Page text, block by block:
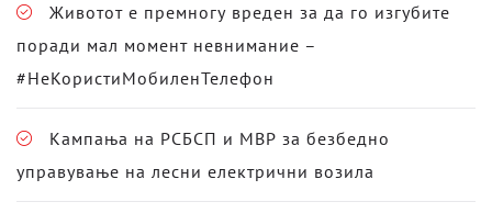
Животот е премногу вреден за да го изгубите
поради мал момент невнимание –
#НеКористиМобиленТелефон
Кампања на РСБСП и МВР за безбедно
управување на лесни електрични возила